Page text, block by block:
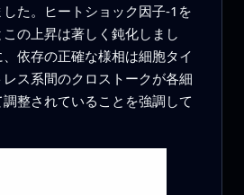
た。ヒートショック因子‑1を
の上昇は著しく鈍化しまし
依存の正確な様相は細胞タイ
ス系間のクロストークが各細
整されていることを強調して